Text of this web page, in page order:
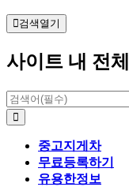
검색열기
사이트 내 전
중고지게차
무료등록하기
유용한정보